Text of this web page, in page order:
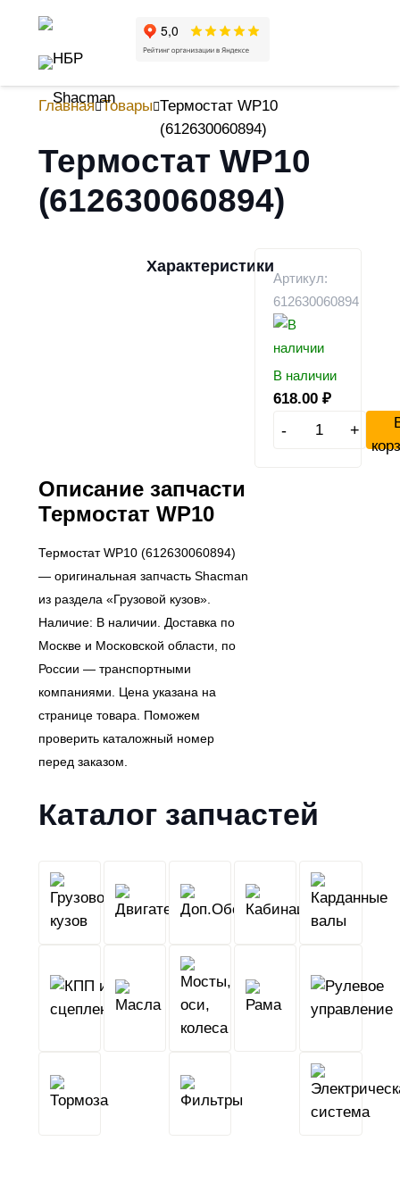
Главная Товары Термостат WP10
(612630060894)
Термостат WP10
(612630060894)
Характеристики
Артикул:
612630060894
В наличии
618.00 ₽
- +
Описание запчасти
Термостат WP10
Термостат WP10 (612630060894)
— оригинальная запчасть Shacman
из раздела «Грузовой кузов».
Наличие: В наличии. Доставка по
Москве и Московской области, по
России — транспортными
компаниями. Цена указана на
странице товара. Поможем
проверить каталожный номер
перед заказом.
Каталог запчастей
Грузовой
кузов
Двигатель Кабина
КПП
оси,
Рама
Тормоза Фильтры